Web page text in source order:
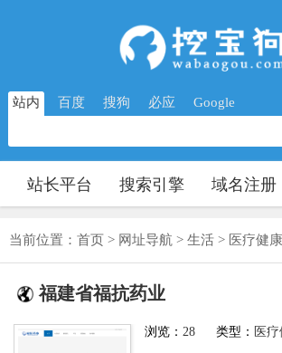
站内 百度 搜狗 必应 Google
站长平台 搜索引擎 域名注册
当前位置： 首页 > 网址导航 > 生活 > 医疗健康
福建省福抗药业
浏览： 28 类型： 医